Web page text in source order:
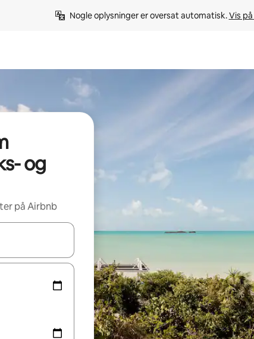
Nogle oplysninger er oversat automatisk. Vis
og
på Airbnb
du navigere med piletasterne op og ned eller se mere ved at